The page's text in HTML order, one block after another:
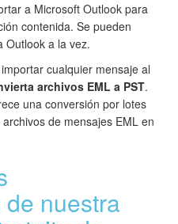
a Microsoft Outlook para
contenida. Se pueden
Outlook a la vez.
cualquier mensaje al
archivos EML a PST.
una conversión por lotes
de mensajes EML en
nuestra